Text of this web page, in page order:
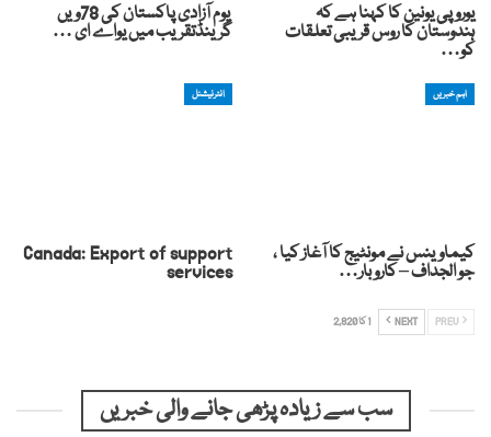
یوروپی یونین کا کہنا ہے کہ
ہندوستان کا روس قریبی تعلقات
کو…
یوم آزادی پاکستان کی 78ویں
گرینڈتقریب میں یواے ای …
اہم خبریں
کیماوینس نے مونٹیج کا آغاز کیا ،
جو الجداف – کاروبار…
انٹرنیشنل
Canada: Export of support
services
NEXT 1 کا 2,820
سب سے زیادہ پڑھی جانے والی خبریں